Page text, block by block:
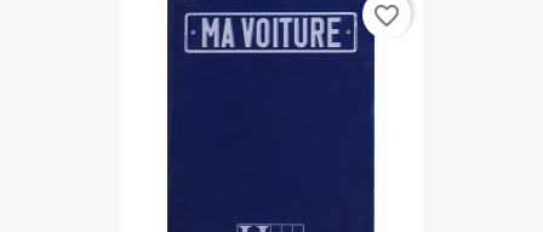
favorite_border